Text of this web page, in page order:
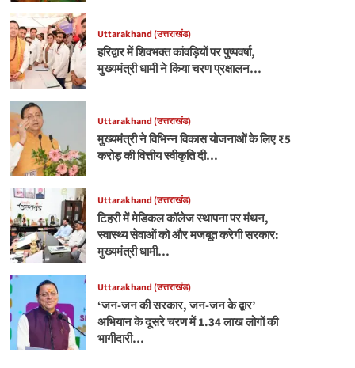
Uttarakhand (उत्तराखंड)
हरिद्वार में शिवभक्त कांवड़ियों पर पुष्पवर्षा,
मुख्यमंत्री धामी ने किया चरण प्रक्षालन…
Uttarakhand (उत्तराखंड)
मुख्यमंत्री ने विभिन्न विकास योजनाओं के लिए ₹5
करोड़ की वित्तीय स्वीकृति दी…
Uttarakhand (उत्तराखंड)
टिहरी में मेडिकल कॉलेज स्थापना पर मंथन,
स्वास्थ्य सेवाओं को और मजबूत करेगी सरकार:
मुख्यमंत्री धामी…
Uttarakhand (उत्तराखंड)
‘जन-जन की सरकार, जन-जन के द्वार’
अभियान के दूसरे चरण में 1.34 लाख लोगों की
भागीदारी…